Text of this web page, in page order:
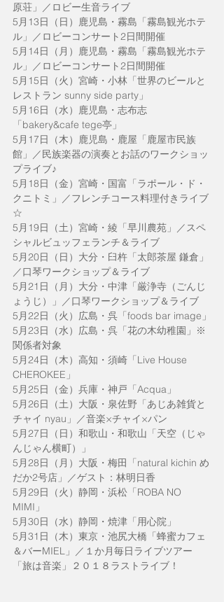
原荘」／ロビー生音ライブ
5月13日（日）鹿児島・霧島「霧島観光ホテ
ル」／ロビーコンサート2日間開催
5月14日（月）鹿児島・霧島「霧島観光ホテ
ル」／ロビーコンサート2日間開催
5月15日（火）宮崎・小林「世界のビールと
レストラン sunny side party」
5月16日（水）鹿児島・志布志
「bakery&cafe tege亭」
5月17日（木）鹿児島・鹿屋「鹿屋市民族
館」／民族楽器の演奏とお話のワークショッ
プライブ♪
5月18日（金）宮崎・国富「ラポール・ド・
クニトミ」／フレンチコース料理付きライブ
☆
5月19日（土）宮崎・綾「早川農苑」／スペ
シャルビュッフェランチ＆ライブ
5月20日（日）大分・臼杵「太郎茶屋 鎌倉」
／口琴ワークショップ＆ライブ
5月21日（月）大分・中津「厳浄寺（ごんじ
ょうじ）」／口琴ワークショップ＆ライブ
5月22日（火）広島・呉「foods bar image」
5月23日（水）広島・呉「花の木幼稚園」※
関係者対象
5月24日（木）高知・須崎「Live House
CHEROKEE」
5月25日（金）兵庫・神戸「Acqua」
5月26日（土）大阪・泉佐野「あじあ雑貨と
チャイ nyau」／音楽×チャイ×パン
5月27日（日）和歌山・和歌山「天空（じゃ
んじゃん横町）」
5月28日（月）大阪・梅田「natural kichin め
だか2号店」／ゲスト：林明日香
5月29日（火）静岡・浜松「ROBA NO
MIMI」
5月30日（水）静岡・焼津「用心院」
5月31日（木）東京・池尻大橋「蜂蜜カフェ
＆バーMIEL」／１か月毎日ライブツアー
「旅は音楽」２０１８ラストライブ！